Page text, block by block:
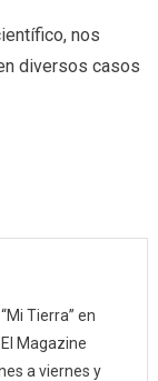
(20/04/
nos
diversos casos
Tierra” en
Magazine
a viernes y